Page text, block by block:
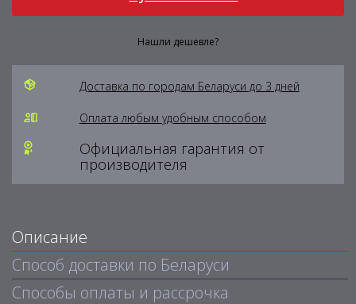
Нашли дешевле?
Доставка по городам Беларуси до 3 дней
Оплата любым удобным способом
Официальная гарантия от
производителя
Описание
Способ доставки по Беларуси
Способы оплаты и рассрочка